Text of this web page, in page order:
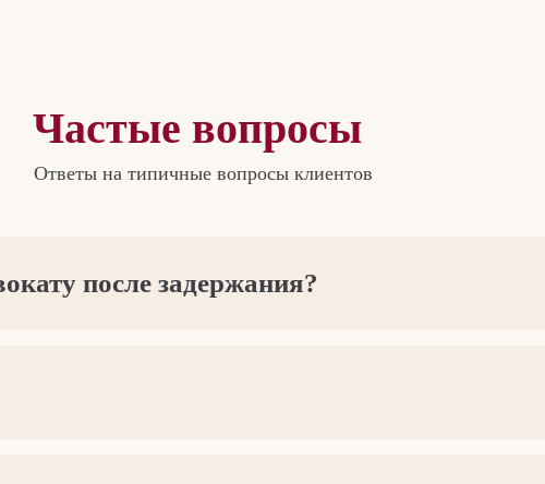
Частые вопросы
Ответы на типичные вопросы клиентов
после задержания?